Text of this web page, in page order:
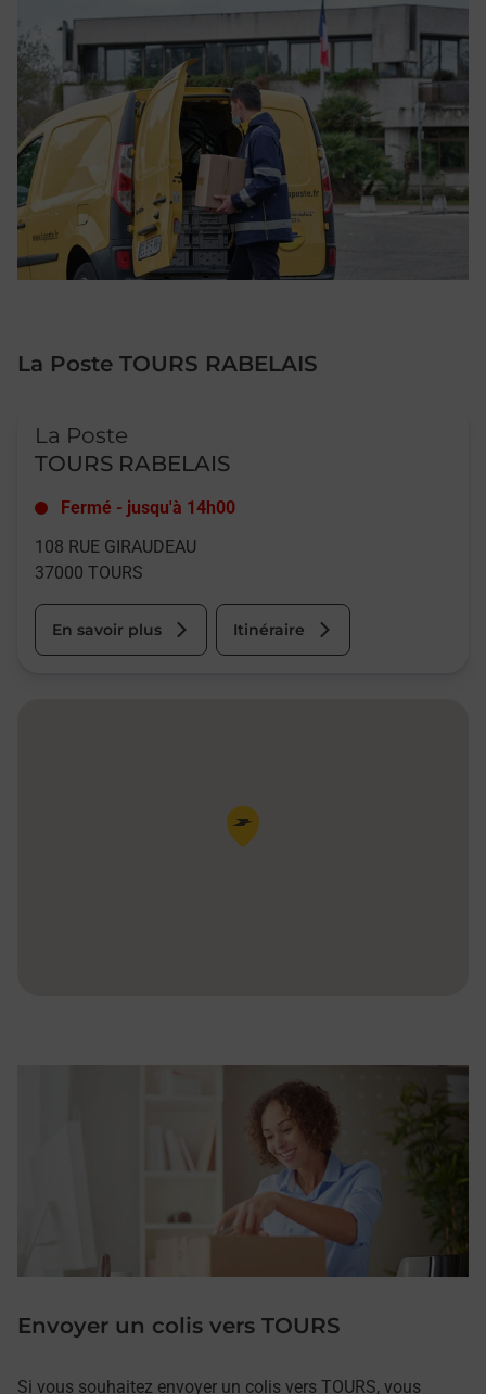
La Poste TOURS RABELAIS
La Poste
TOURS RABELAIS
Fermé - jusqu'à 14h00
108 RUE GIRAUDEAU
37000 TOURS
En savoir plus Itinéraire
Pin de la carte
Envoyer un colis vers TOURS
Si vous souhaitez envoyer un colis vers TOURS, vous